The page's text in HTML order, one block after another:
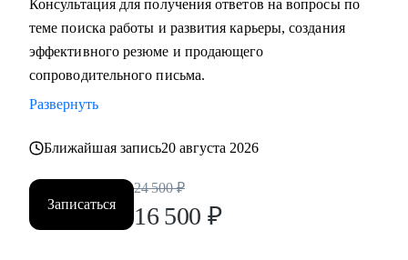
Кому могу помочь:
• карьерного консультирования
• продаж
• маркетинга
• аналитики
• финансов
Консультация для получения ответов на вопросы по
теме поиска работы и развития карьеры, создания
эффективного резюме и продающего
сопроводительного письма.
Развернуть
Ближайшая запись20 августа 2026
Записаться
24 500 ₽
16 500 ₽